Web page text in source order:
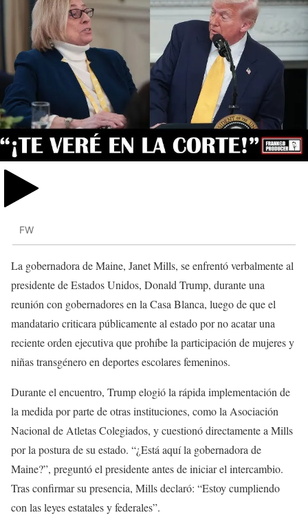
FW
La gobernadora de Maine, Janet Mills, se enfrentó verbalmente al
presidente de Estados Unidos, Donald Trump, durante una
reunión con gobernadores en la Casa Blanca, luego de que el
mandatario criticara públicamente al estado por no acatar una
reciente orden ejecutiva que prohíbe la participación de mujeres y
niñas transgénero en deportes escolares femeninos.
Durante el encuentro, Trump elogió la rápida implementación de
la medida por parte de otras instituciones, como la Asociación
Nacional de Atletas Colegiados, y cuestionó directamente a Mills
por la postura de su estado. “¿Está aquí la gobernadora de
Maine?”, preguntó el presidente antes de iniciar el intercambio.
Tras confirmar su presencia, Mills declaró: “Estoy cumpliendo
con las leyes estatales y federales”.